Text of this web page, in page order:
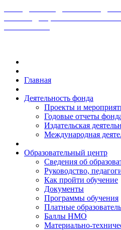
Главная
Деятельность фонда
Проекты и
Годовые отчеты
Издательская
Международная
Образовательный центр
Сведения об
Руководство,
Как пройти обучение
Документы
Программы обучения
Платные
Баллы НМО
Материально-